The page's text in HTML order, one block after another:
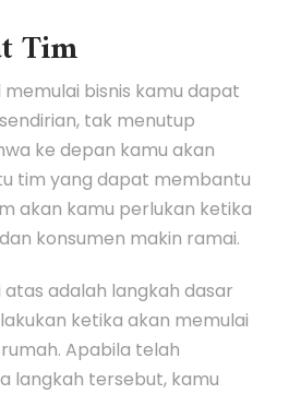
Tim
bisnis kamu dapat
tak menutup
ke depan kamu akan
tim yang dapat membantu
akan kamu perlukan ketika
konsumen makin ramai.
adalah langkah dasar
ketika akan memulai
Apabila telah
langkah tersebut, kamu